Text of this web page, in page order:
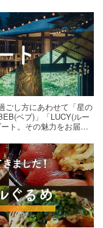
ごし方にあわせて「星の
ベブ)」「LUCY(ルー
ト。その魅力をお届け